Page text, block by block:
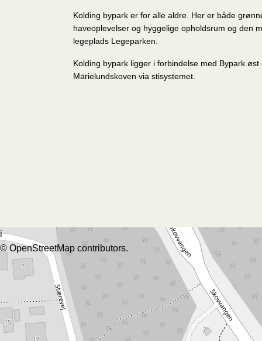
Kolding bypark er for alle aldre. Her er både
haveoplevelser og hyggelige opholdsrum og den
legeplads Legeparken.
Kolding bypark ligger i forbindelse med Bypark øst
Marielundskoven via stisystemet.
i
© OpenStreetMap contributors.